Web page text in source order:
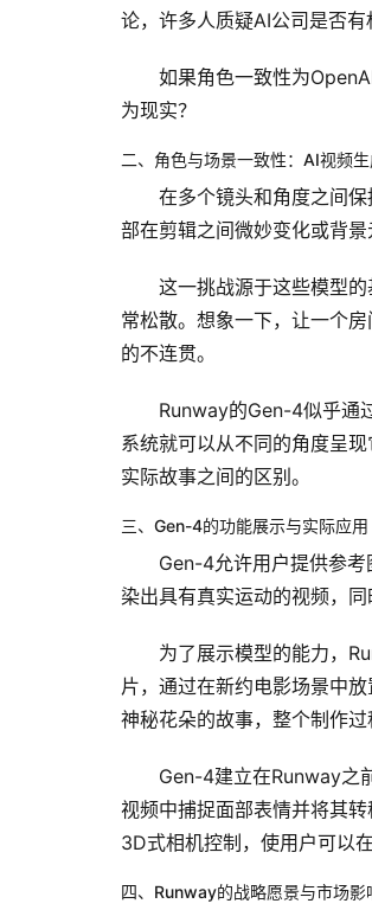
论，许多人质疑AI公司是否有
如果角色一致性为
为现实？
二、角色与场景一致性：AI视频
在多个镜头和角度之间
部在剪辑之间微妙变化或背
这一挑战源于这些模型
常松散。想象一下，让一个
的不连贯。
Runway的Gen-4似乎通
系统就可以从不同的角度呈
实际故事之间的区别。
三、Gen-4的功能展示与实际应用
Gen-4允许用户提供参
染出具有真实运动的视频，
为了展示模型的能力，
片，通过在新约电影场景中
神秘花朵的故事，整个制作过
Gen-4建立在Runway之
视频中捕捉面部表情并将其
3D式相机控制，使用户可以
四、Runway的战略愿景与市场影